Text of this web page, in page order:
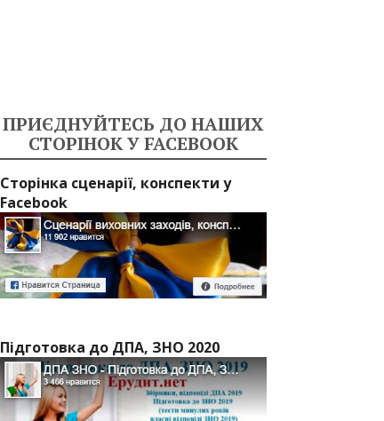
ПРИЄДНУЙТЕСЬ ДО НАШИХ
СТОРІНОК У FACEBOOK
Сторінка сценарії, конспекти у
Facebook
Підготовка до ДПА, ЗНО 2020